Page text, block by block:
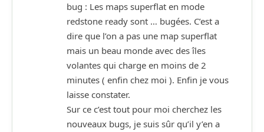
bug : Les maps superflat en mode
redstone ready sont … bugées. C’est a
dire que l’on a pas une map superflat
mais un beau monde avec des îles
volantes qui charge en moins de 2
minutes ( enfin chez moi ). Enfin je vous
laisse constater.
Sur ce c’est tout pour moi cherchez les
nouveaux bugs, je suis sûr qu’il y’en a